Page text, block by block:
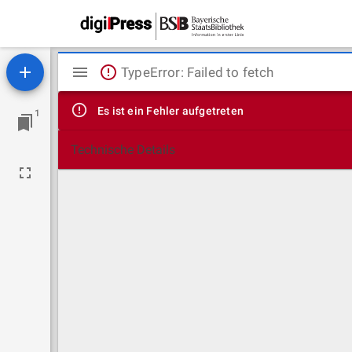
1
Mirador
Viewer
TypeError: Failed to fetch
Es ist ein Fehler aufgetreten
Technische Details